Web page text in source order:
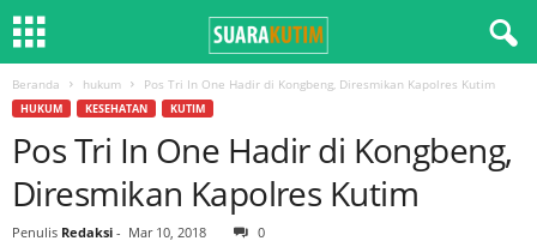
Beranda hukum Pos Tri In One Hadir di Kongbeng, Diresmikan Kapolres Kutim
HUKUM KESEHATAN KUTIM
Pos Tri In One Hadir di Kongbeng,
Diresmikan Kapolres Kutim
Penulis Redaksi - Mar 10, 2018 0